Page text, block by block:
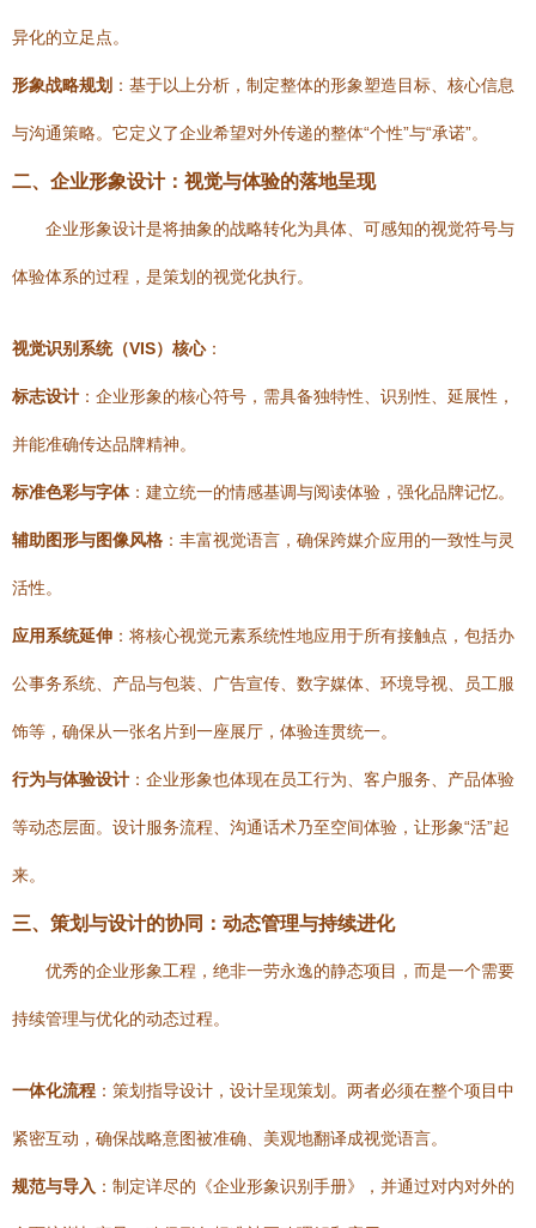
异化的立足点。
形象战略规划 ：基于以上分析，制定整体的形象塑造目标、核心信息
与沟通策略。它定义了企业希望对外传递的整体“个性”与“承诺”。
二、企业形象设计：视觉与体验的落地呈现
企业形象设计是将抽象的战略转化为具体、可感知的视觉符号与
体验体系的过程，是策划的视觉化执行。
视觉识别系统（VIS）核心：
标志设计 ：企业形象的核心符号，需具备独特性、识别性、延展性，
并能准确传达品牌精神。
标准色彩与字体：建立统一的情感基调与阅读体验，强化品牌记忆。
辅助图形与图像风格 ：丰富视觉语言，确保跨媒介应用的一致性与灵
活性。
应用系统延伸 ：将核心视觉元素系统性地应用于所有接触点，包括办
公事务系统、产品与包装、广告宣传、数字媒体、环境导视、员工服
饰等，确保从一张名片到一座展厅，体验连贯统一。
行为与体验设计 ：企业形象也体现在员工行为、客户服务、产品体验
等动态层面。设计服务流程、沟通话术乃至空间体验，让形象“活”起
来。
三、策划与设计的协同：动态管理与持续进化
优秀的企业形象工程，绝非一劳永逸的静态项目，而是一个需要
持续管理与优化的动态过程。
一体化流程 ：策划指导设计，设计呈现策划。两者必须在整个项目中
紧密互动，确保战略意图被准确、美观地翻译成视觉语言。
规范与导入 ：制定详尽的《企业形象识别手册》，并通过对内对外的